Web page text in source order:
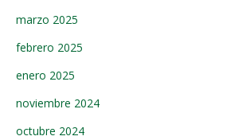
marzo 2025
febrero 2025
enero 2025
noviembre 2024
octubre 2024